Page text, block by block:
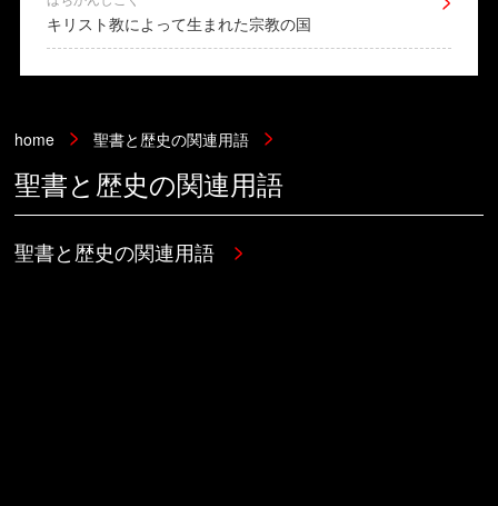
キリスト教によって生まれた宗教の国
home 聖書と歴史の関連用語
聖書と歴史の関連用語
聖書と歴史の関連用語